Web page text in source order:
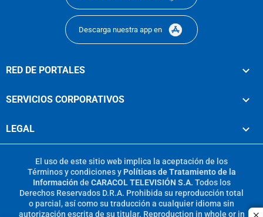
Descarga nuestra app en
RED DE PORTALES
SERVICIOS CORPORATIVOS
LEGAL
El uso de este sitio web implica la aceptación de los
Términos y condicionesy Políticas de Tratamiento de la
Información de CARACOL TELEVISIÓN S.A. Todos los
Derechos Reservados D.R.A. Prohibida su reproducción total
o parcial, así como su traducción a cualquier idioma sin
autorización escrita de su titular. Reproduction in whole or in